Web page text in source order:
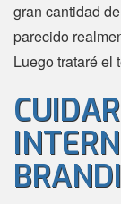
gran cantidad
parecido
Luego trataré el